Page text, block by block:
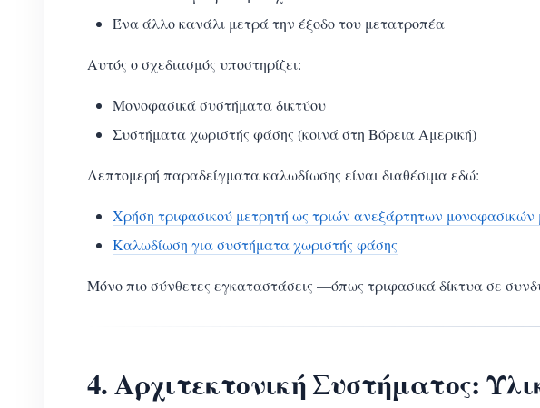
Ένα άλλο κανάλι μετρά την έξοδο του μετατροπέα
Αυτός ο σχεδιασμός υποστηρίζει:
Μονοφασικά συστήματα δικτύου
Συστήματα χωριστής φάσης (κοινά στη Βόρεια Αμερική)
Λεπτομερή παραδείγματα καλωδίωσης είναι διαθέσιμα εδώ:
Χρήση τριφασικού μετρητή ως τριών ανεξάρτητων μονοφασικών
Καλωδίωση για συστήματα χωριστής φάσης
Μόνο πιο σύνθετες εγκαταστάσεις —όπως τριφασικά δίκτυα σε
4. Αρχιτεκτονική Συστήματος: